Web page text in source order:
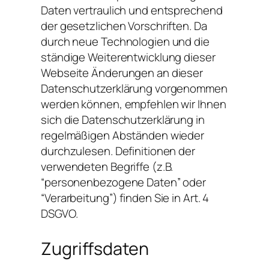
Daten vertraulich und entsprechend
der gesetzlichen Vorschriften. Da
durch neue Technologien und die
ständige Weiterentwicklung dieser
Webseite Änderungen an dieser
Datenschutzerklärung vorgenommen
werden können, empfehlen wir Ihnen
sich die Datenschutzerklärung in
regelmäßigen Abständen wieder
durchzulesen. Definitionen der
verwendeten Begriffe (z.B.
“personenbezogene Daten” oder
“Verarbeitung”) finden Sie in Art. 4
DSGVO.
Zugriffsdaten